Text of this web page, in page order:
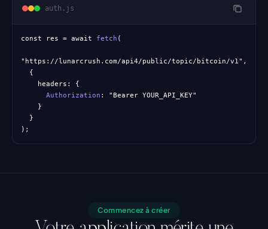
auth.js
const res = await fetch (
"https://lunarcrush.com/api4/public/topic/bitcoin/v1" ,
{
headers: {
Authorization : "Bearer YOUR_API_KEY"
}
}
);
Commencez à créer